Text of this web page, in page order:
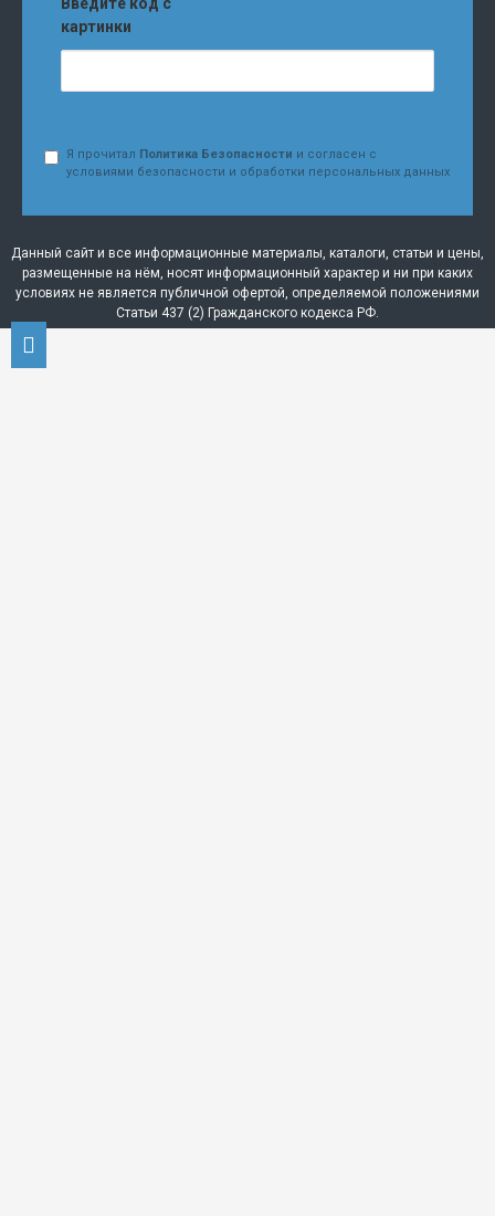
картинки
Я прочитал Политика Безопасности и согласен с
условиями безопасности и обработки персональных данных
Данный сайт и все информационные материалы, каталоги, статьи и цены,
размещенные на нём, носят информационный характер и ни при каких
условиях не является публичной офертой, определяемой положениями
Статьи 437 (2) Гражданского кодекса РФ.